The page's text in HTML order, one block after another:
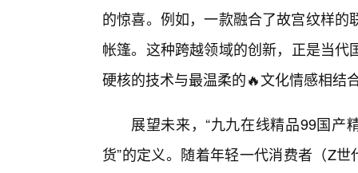
的惊喜。例如，一款融合了故宫纹样
帐篷。这种跨越领域的创新，正是当
硬核的技术与最温柔的🔥文化情感相结
展望未来，“九九在线精品99国产
货”的定义。随着年轻一代消费者（Z